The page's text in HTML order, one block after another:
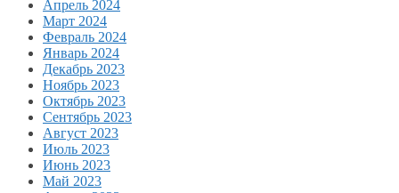
Апрель 2024
Март 2024
Февраль 2024
Январь 2024
Декабрь 2023
Ноябрь 2023
Октябрь 2023
Сентябрь 2023
Август 2023
Июль 2023
Июнь 2023
Май 2023